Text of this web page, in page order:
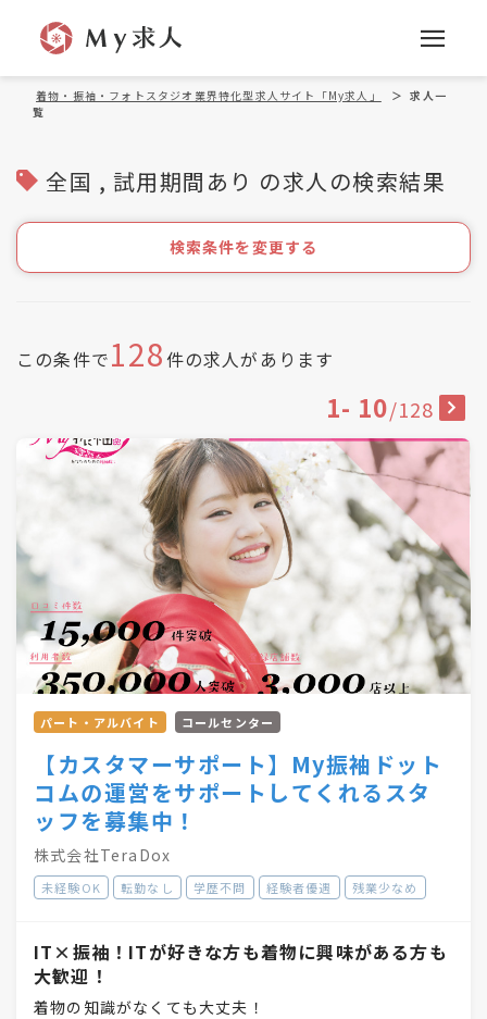
着物・振袖・フォトスタジオ業界特化型求人サイト「My求人」 ＞ 求人一
覧
全国 , 試用期間あり の求人の検索結果
検索条件を変更する
この条件で128件の求人があります
1- 10/128
パート・アルバイト コールセンター
【カスタマーサポート】My振袖ドット
コムの運営をサポートしてくれるスタ
ッフを募集中！
株式会社TeraDox
未経験OK 転勤なし 学歴不問 経験者優遇 残業少なめ
IT×振袖！ITが好きな方も着物に興味がある方も
大歓迎！
着物の知識がなくても大丈夫！